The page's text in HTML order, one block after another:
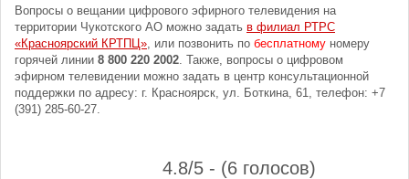
Вопросы о вещании цифрового эфирного телевидения на
территории Чукотского АО можно задать в филиал РТРС
«Красноярский КРТПЦ», или позвонить по бесплатному номеру
горячей линии 8 800 220 2002. Также, вопросы о цифровом
эфирном телевидении можно задать в центр консультационной
поддержки по адресу: г. Красноярск, ул. Боткина, 61, телефон: +7
(391) 285-60-27.
4.8/5 - (6 голосов)